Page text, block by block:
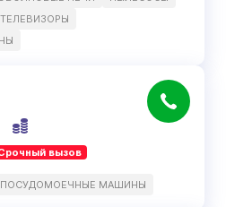
ТЕЛЕВИЗОРЫ
вызов
ПОСУДОМОЕЧНЫЕ МАШИНЫ